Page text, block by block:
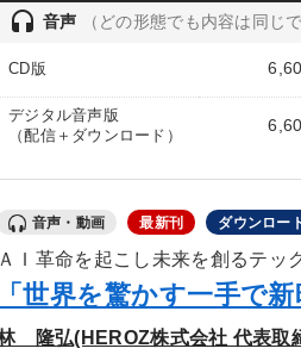
headset 音声 （どの形態でも内容は同じで
CD版
デジタル音声版
（配信＋ダウンロード）
音声・動画 最新刊 ダウンロー
ＡＩ革命を起こし未来を創るテッ
「世界を驚かす一手で
隆弘(HEROZ株式会社 代表取